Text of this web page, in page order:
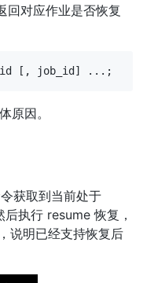
回对应作业是否恢复
[ , job_id] . . . ;
原因。
获取到当前处于
执行 resume 恢复，
说明已经支持恢复后